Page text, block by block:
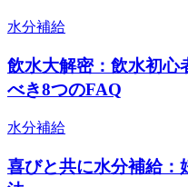
水分補給
飲水大解密：飲水初心
べき8つのFAQ
水分補給
喜びと共に水分補給：